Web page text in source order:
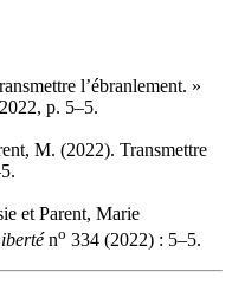
l’ébranlement. »
p. 5–5.
M. (2022). Transmettre
et Parent, Marie
no 334 (2022) : 5–5.